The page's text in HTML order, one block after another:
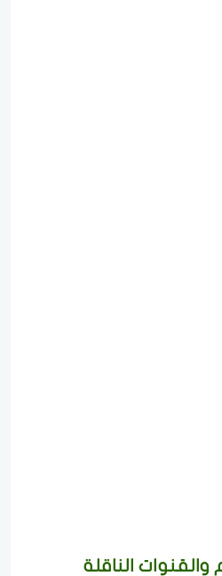
والقنوات الناقلة